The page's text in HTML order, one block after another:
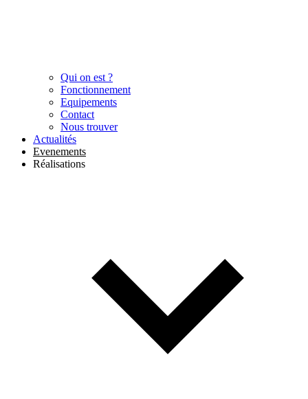
Qui on est ?
Fonctionnement
Equipements
Contact
Nous trouver
Actualités
Evenements
Réalisations